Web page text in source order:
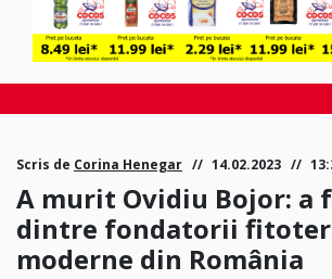
Scris de Corina Henegar 14.02.2023
A murit Ovidiu Bojor: a
dintre fondatorii
moderne din România